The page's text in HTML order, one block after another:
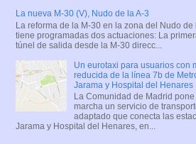
La nueva M-30 (V), Nudo de la A-3
La reforma de la M-30 en la zona del Nudo de
tiene programadas dos actuaciones: La
túnel de salida desde la M-30 direcc...
Un eurotaxi para usuarios con
reducida de la línea 7b de
Jarama y Hospital del Henares
La Comunidad de Madrid pone
marcha un servicio de
adaptado que conecta las
Jarama y Hospital del Henares, en...